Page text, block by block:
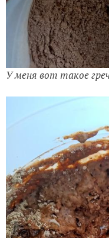
У меня вот такое